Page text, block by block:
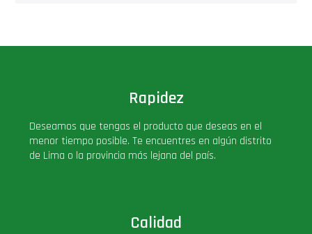
Gift Cards
Rapidez
Deseamos que tengas el producto que deseas en el
menor tiempo posible. Te encuentres en algún distrito
de Lima o la provincia más lejana del país.
Calidad